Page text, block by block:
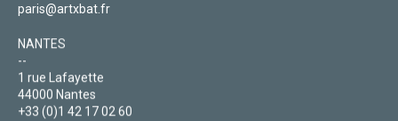
paris@artxbat.fr
NANTES
--
1 rue Lafayette
44000 Nantes
+33 (0)1 42 17 02 60